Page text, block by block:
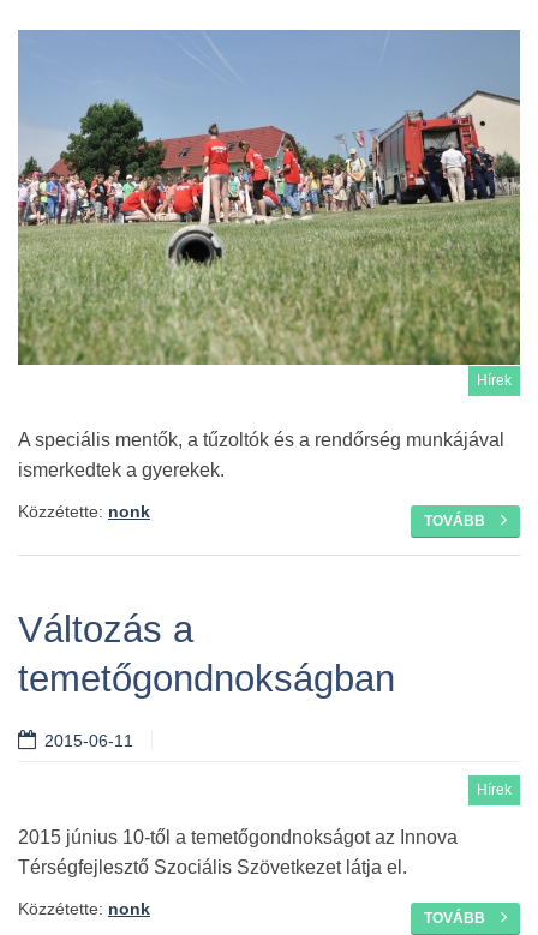
Hírek
A speciális mentők, a tűzoltók és a rendőrség munkájával
ismerkedtek a gyerekek.
TOVÁBB
Közzétette: nonk
Változás a
temetőgondnokságban
2015-06-11
Hírek
2015 június 10-től a temetőgondnokságot az Innova
Térségfejlesztő Szociális Szövetkezet látja el.
TOVÁBB
Közzétette: nonk